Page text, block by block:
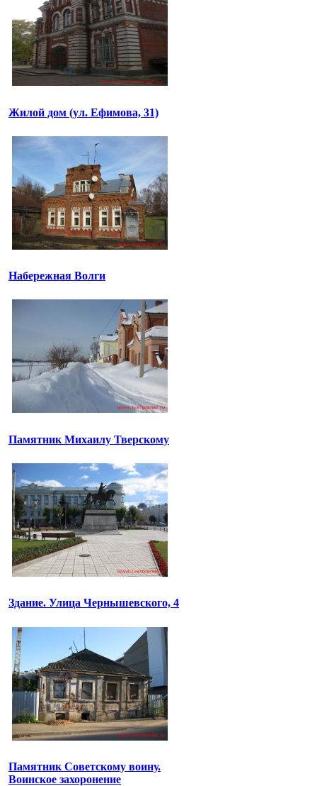
Жилой дом (ул. Ефимова, 31)
Набережная Волги
Памятник Михаилу Тверскому
Здание. Улица Чернышевского, 4
Памятник Советскому воину.
Воинское захоронение